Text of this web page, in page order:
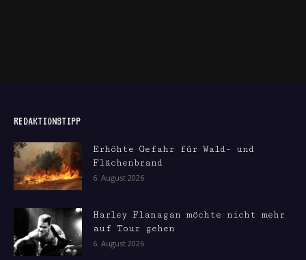
REDAKTIONSTIPP
Erhöhte Gefahr für Wald- und
Flächenbrand
6. August 2026
Harley Flanagan möchte nicht mehr
auf Tour gehen
6. August 2026